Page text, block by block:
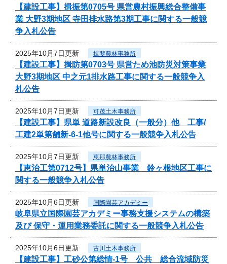
【建設工事】揖振第0705号 県営農村振興総合整備事
業 大野3期地区 寺田排水路第3期工事に関する一般競
争入札公告
2025年10月7日更新 揖斐農林事務所
【建設工事】揖防第0703号 県営ため池防災対策事業
大野3期地区 中之元1排水路工事に関する一般競争入
札公告
2025年10月7日更新 可茂土木事務所
【建設工事】県単 道路新設改良（一般分）他 工事/
工建2単第舗新-6-1他号に関する一般競争入札公告
2025年10月7日更新 恵那農林事務所
【恵治工第0712号】県単治山事業 鈴ヶ根地区工事に
関する一般競争入札公告
2025年10月6日更新 国際園芸アカデミー
岐阜県立国際園芸アカデミー事務支援システムの構築
及び 保守・運用業務委託に関する一般競争入札公告
2025年10月6日更新 古川土木事務所
【建設工事】工砂公第総情-1号 公共 総合流域防災